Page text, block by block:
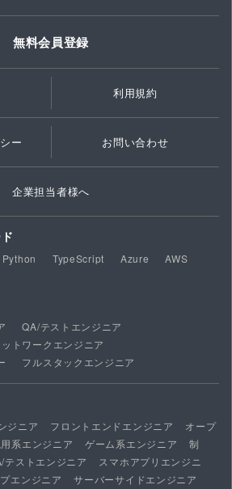
無料会員登録
利用規約
ー お問い合わせ
企業担当者様へ
Python TypeScript Azure
AWS
QA/テストエンジニア
トワークエンジニア
フルスタックエンジニア
ジニア フロントエンドエンジニア
オープ
系エンジニア ゲーム系エンジニア
制
テストエンジニア
スマホアプリエンジニ
エンジニア
サーバーサイドエンジニア